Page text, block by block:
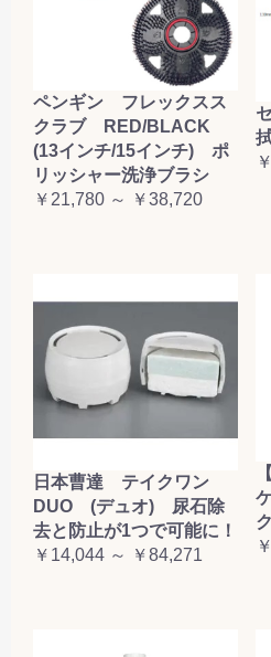
ペンギン フレックスス
クラブ RED/BLACK
(13インチ/15インチ) ポ
リッシャー洗浄ブラシ
￥21,780 ～ ￥38,720
日本曹達 テイクワン
DUO (デュオ) 尿石除
去と防止が1つで可能に！
￥14,044 ～ ￥84,271